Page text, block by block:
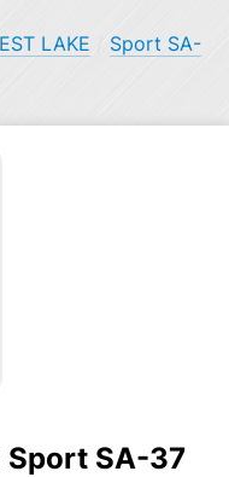
LAKE
Sport SA-
SA-37